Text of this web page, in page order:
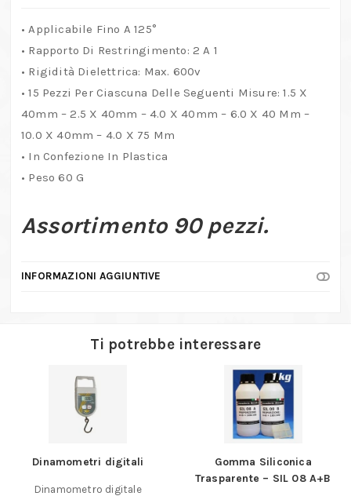
• Applicabile Fino A 125°
• Rapporto Di Restringimento: 2 A 1
• Rigidità Dielettrica: Max. 600v
• 15 Pezzi Per Ciascuna Delle Seguenti Misure: 1.5 X
40mm – 2.5 X 40mm – 4.0 X 40mm – 6.0 X 40 Mm –
10.0 X 40mm – 4.0 X 75 Mm
• In Confezione In Plastica
• Peso 60 G
Assortimento 90 pezzi.
INFORMAZIONI AGGIUNTIVE
Ti potrebbe interessare
Dinamometri digitali
Dinamometro digitale
Gomma Siliconica
Trasparente – SIL 08 A+B